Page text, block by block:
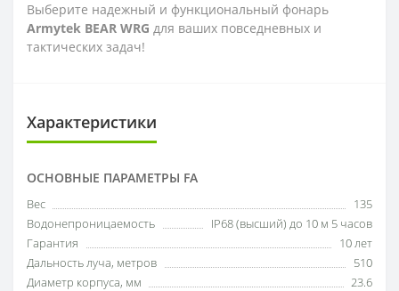
Выберите надежный и функциональный фонарь
Armytek BEAR WRG для ваших повседневных и
тактических задач!
Характеристики
ОСНОВНЫЕ ПАРАМЕТРЫ FA
Вес
135
Водонепроницаемость
IP68 (высший) до 10 м 5 часов
Гарантия
10 лет
Дальность луча, метров
510
Диаметр корпуса, мм
23.6